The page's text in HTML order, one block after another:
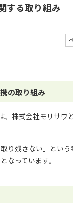
する取り組み
の取り組み
株式会社モリサワ
り残さない」とい
なっています。